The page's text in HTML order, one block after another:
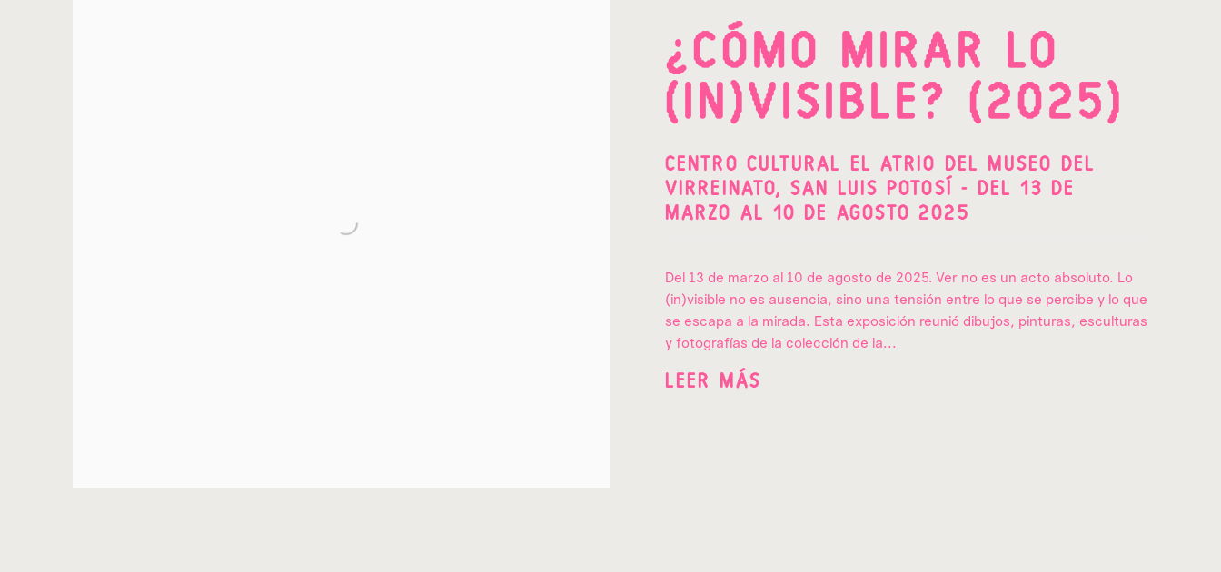
¿CÓMO MIRAR LO
(IN)VISIBLE? (2025)
CENTRO CULTURAL EL ATRIO DEL MUSEO DEL
VIRREINATO, SAN LUIS POTOSÍ - DEL 13 DE
MARZO AL 10 DE AGOSTO 2025
Del 13 de marzo al 10 de agosto de 2025. Ver no es un acto absoluto. Lo
(in)visible no es ausencia, sino una tensión entre lo que se percibe y lo que
se escapa a la mirada. Esta exposición reunió dibujos, pinturas, esculturas
y fotografías de la colección de la...
LEER MÁS